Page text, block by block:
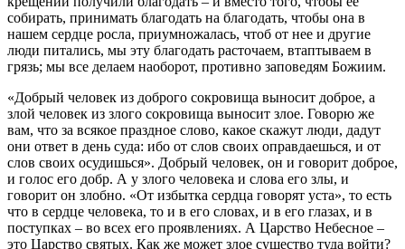
собирать, принимать благодать на благодать, чтобы она в
нашем сердце росла, приумножалась, чтоб от нее и другие
люди питались, мы эту благодать расточаем, втаптываем в
грязь; мы все делаем наоборот, противно заповедям Божиим.
«Добрый человек из доброго сокровища выносит доброе, а
злой человек из злого сокровища выносит злое. Говорю же
вам, что за всякое праздное слово, какое скажут люди, дадут
они ответ в день суда: ибо от слов своих оправдаешься, и от
слов своих осудишься». Добрый человек, он и говорит доброе,
и голос его добр. А у злого человека и слова его злы, и
говорит он злобно. «От избытка сердца говорят уста», то есть
что в сердце человека, то и в его словах, и в его глазах, и в
поступках – во всех его проявлениях. А Царство Небесное –
это Царство святых. Как же может злое существо туда войти?